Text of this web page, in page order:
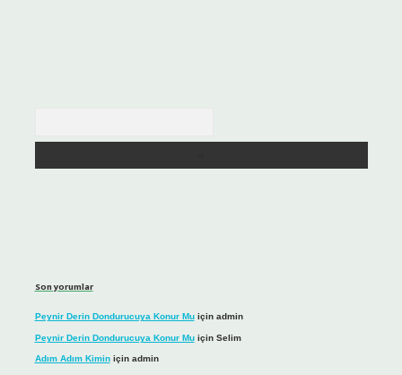
Son yorumlar
Peynir Derin Dondurucuya Konur Muiçin admin
Peynir Derin Dondurucuya Konur Muiçin Selim
Adım Adım Kiminiçin admin